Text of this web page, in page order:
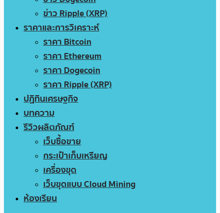
ข่าว Ripple (XRP)
ราคาและการวิเคราะห์
ราคา Bitcoin
ราคา Ethereum
ราคา Dogecoin
ราคา Ripple (XRP)
ปฏิทินเศรษฐกิจ
บทความ
รีวิวผลิตภัณฑ์
เว็บซื้อขาย
กระเป๋าเก็บเหรียญ
เครื่องขุด
เว็บขุดแบบ Cloud Mining
ห้องเรียน